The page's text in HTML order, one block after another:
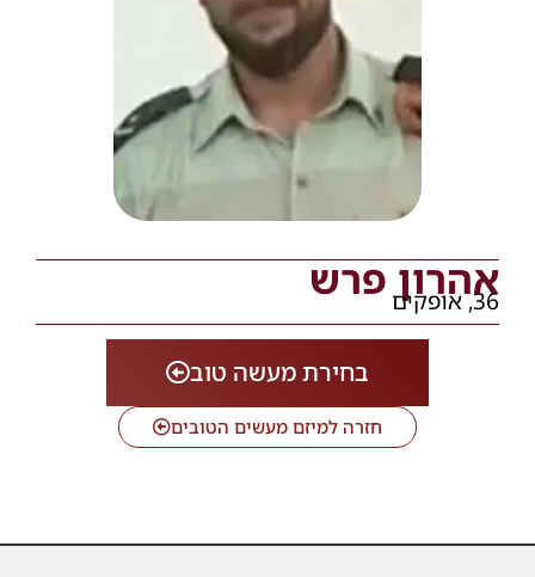
אהרון פרש
36, אופקים
בחירת מעשה טוב
חזרה למיזם מעשים הטובים